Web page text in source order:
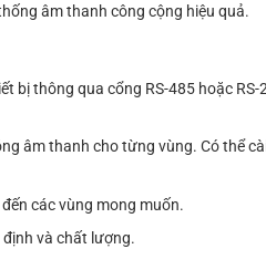
âm thanh công cộng hiệu quả.
bị thông qua cổng RS-485 hoặc
âm thanh cho từng vùng. Có thể
các vùng mong muốn.
định và chất lượng.